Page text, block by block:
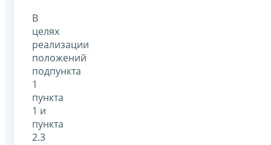
В
целях
реализации
положений
подпункта
1
пункта
1 и
пункта
2.3